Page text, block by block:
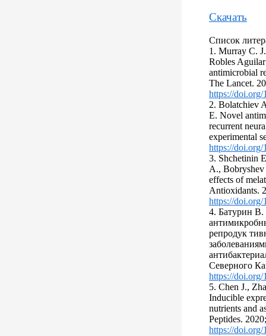
Скачать
Список
1. Murray C.
Robles
antimicrobial
The Lancet.
https://doi.org/
2. Bolatchiev
E. Novel
recurrent
experimental
https://doi.org/
3. Shchetinin
A., Bobryshev
effects of
Antioxidants.
https://doi.org/
4. Батурин
репродук
Северного
https://doi.org/
5. Chen J.,
Inducible
nutrients and
Peptides.
https://doi.org/